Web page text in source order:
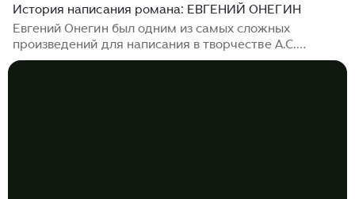
История написания романа: ЕВГЕНИЙ ОНЕГИН
Евгений Онегин был одним из самых сложных
произведений для написания в творчестве А.С.
Пушкина. Поэт начал работать над этим романом в